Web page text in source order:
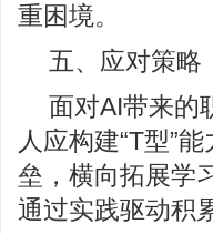
重困境。
五、应对策略
面对AI带来的
人应构建“T型”
垒，横向拓展学
通过实践驱动积